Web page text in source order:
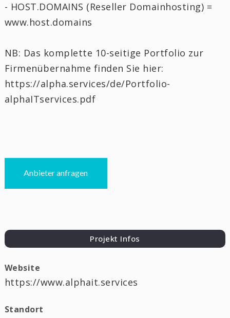
- HOST.DOMAINS (Reseller Domainhosting) =
www.host.domains
NB: Das komplette 10-seitige Portfolio zur
Firmenübernahme finden Sie hier:
https://alpha.services/de/Portfolio-
alphaITservices.pdf
Anbieter anfragen
Projekt Infos
Website
https://www.alphait.services
Standort